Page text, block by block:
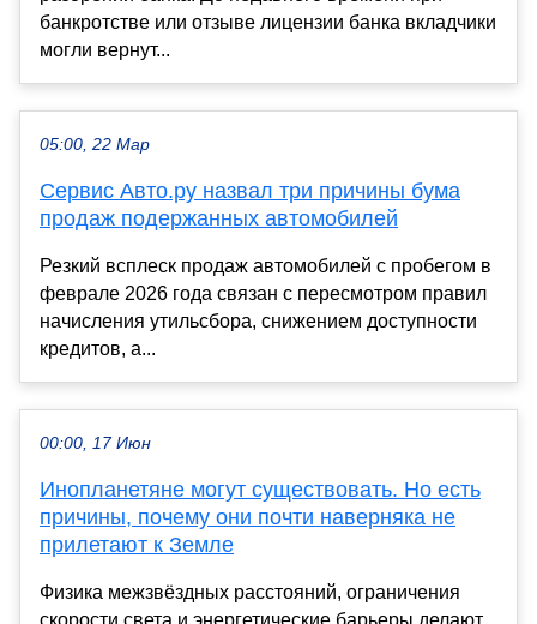
банкротстве или отзыве лицензии банка вкладчики
могли вернут...
05:00, 22 Мар
Сервис Авто.ру назвал три причины бума
продаж подержанных автомобилей
Резкий всплеск продаж автомобилей с пробегом в
феврале 2026 года связан с пересмотром правил
начисления утильсбора, снижением доступности
кредитов, а...
00:00, 17 Июн
Инопланетяне могут существовать. Но есть
причины, почему они почти наверняка не
прилетают к Земле
Физика межзвёздных расстояний, ограничения
скорости света и энергетические барьеры делают